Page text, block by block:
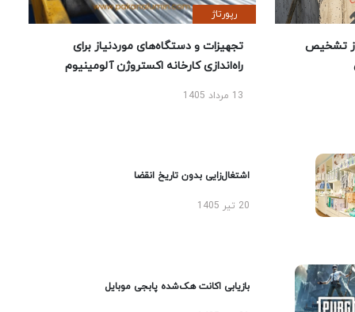
تشخیص
رپورتاژ
تجهیزات و دستگاه‌های موردنیاز برای
راه‌اندازی کارخانه اکستروژن آلومینیوم
13 مرداد 1405
اشتغال‌زایی بدون تاریخ انقضا
20 تیر 1405
بازیابی اکانت هک‌شده پابجی موبایل